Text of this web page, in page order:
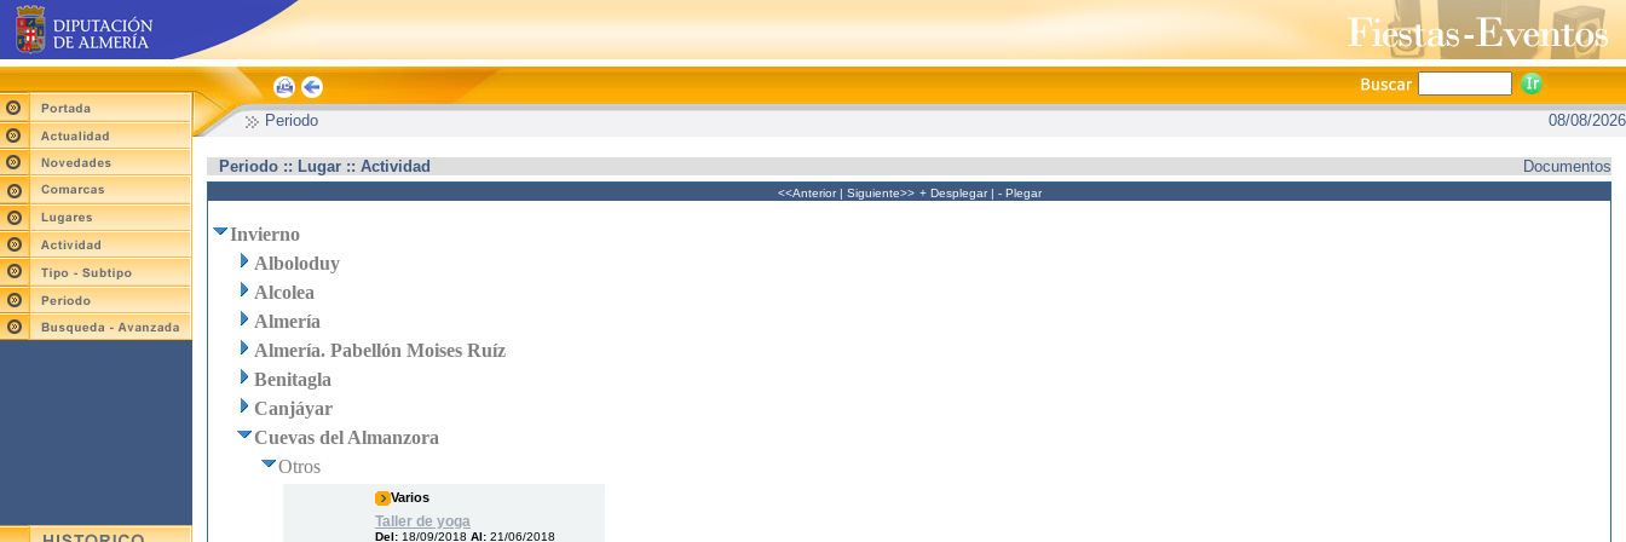
Periodo 08/08/2026
Periodo :: Lugar :: Actividad Documentos
<<Anterior| Siguiente>> + Desplegar| - Plegar
Invierno
Alboloduy
Alcolea
Almería
Almería. Pabellón Moises Ruíz
Benitagla
Canjáyar
Cuevas del Almanzora
Otros
Varios
Taller de yoga
Del: 18/09/2018 Al: 21/06/2018